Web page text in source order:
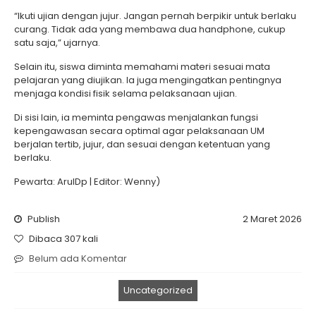
“Ikuti ujian dengan jujur. Jangan pernah berpikir untuk berlaku
curang. Tidak ada yang membawa dua handphone, cukup
satu saja,” ujarnya.
Selain itu, siswa diminta memahami materi sesuai mata
pelajaran yang diujikan. Ia juga mengingatkan pentingnya
menjaga kondisi fisik selama pelaksanaan ujian.
Di sisi lain, ia meminta pengawas menjalankan fungsi
kepengawasan secara optimal agar pelaksanaan UM
berjalan tertib, jujur, dan sesuai dengan ketentuan yang
berlaku.
Pewarta: ArulDp | Editor: Wenny)
Publish
2 Maret 2026
Dibaca 307 kali
Belum ada Komentar
Uncategorized